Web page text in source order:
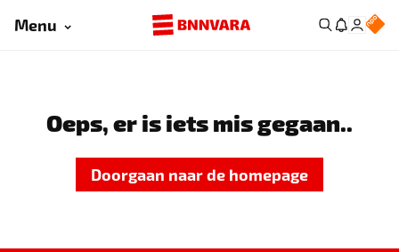
Menu
Oeps, er is iets mis gegaan..
Doorgaan naar de homepage